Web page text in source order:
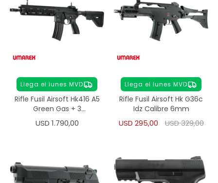
Llega el lunes MVD
Rifle Fusil Airsoft Hk416 A5
Green Gas + 3
Cargadores
USD 1.790,00
Llega el lunes MVD
Rifle Fusil Airsoft Hk G36c
Idz Calibre 6mm
USD 295,00 USD329,00